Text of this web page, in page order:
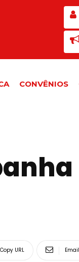
CONVÊNIOS
Copy URL Email